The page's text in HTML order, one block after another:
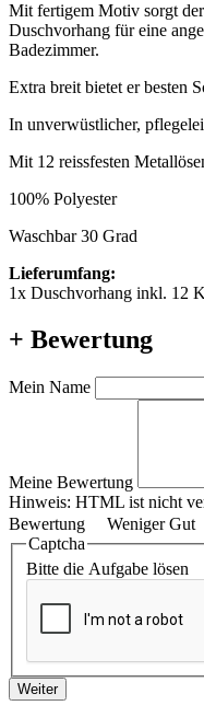
Mit fertigem Motiv sorgt
Duschvorhang für eine
Badezimmer.
Extra breit bietet er besten
In unverwüstlicher,
Mit 12 reissfesten
100% Polyester
Waschbar 30 Grad
Lieferumfang:
1x Duschvorhang inkl. 12
+ Bewertung
Mein Name
Meine Bewertung
Hinweis: HTML ist nicht
Bewertung Weniger Gut
Captcha
Bitte die Aufgabe lösen
Weiter